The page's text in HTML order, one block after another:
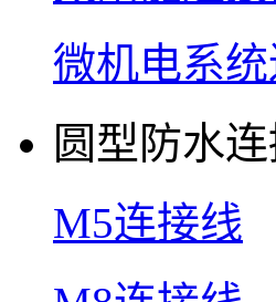
微机电系
圆型防水
M5连接线